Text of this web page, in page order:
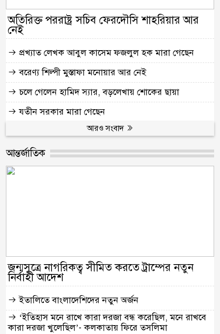
অতিরিক্ত পররাষ্ট্র সচিব ফেরদৌসি শাহরিয়ার আর
নেই
প্রখ্যাত লেখক আবুল কাসেম ফজলুল হক মারা গেছেন
বরেণ্য শিল্পী মুস্তাফা মনোয়ার আর নেই
চলে গেলেন হামিদ স্যার, বড়লেখায় শোকের ছায়া
যতীন সরকার মারা গেছেন
আরও সংবাদ
আন্তর্জাতিক
জন্মসূত্রে নাগরিকত্ব সীমিত করতে ট্রাম্পের নতুন
নির্বাহী আদেশ
ইতালিতে বাংলাদেশিদের নতুন অর্জন
‘ইতিহাস মনে রাখে কারা দরজা বন্ধ করেছিল, মনে রাখবে
কারা দরজা খুলেছিল’- কলকাতায় ফিরে তসলিমা